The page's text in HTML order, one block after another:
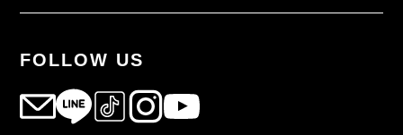
FOLLOW US